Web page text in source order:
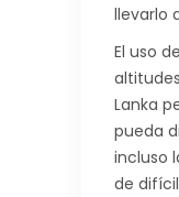
llevarlo
El uso
Lanka
pueda
incluso
de